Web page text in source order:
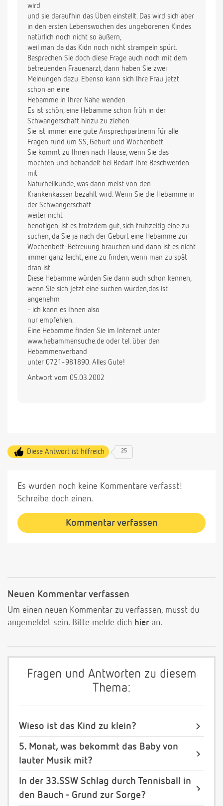
wird
und sie daraufhin das Üben einstellt. Das wird sich aber
in den ersten Lebenswochen des ungeborenen Kindes
natürlich noch nicht so äußern,
weil man da das Kidn noch nicht strampeln spürt.
Besprechen Sie doch diese Frage auch noch mit dem
betreuenden Frauenarzt, dann haben Sie zwei
Meinungen dazu. Ebenso kann sich Ihre Frau jetzt
schon an eine
Hebamme in Ihrer Nähe wenden.
Es ist schön, eine Hebamme schon früh in der
Schwangerschaft hinzu zu ziehen.
Sie ist immer eine gute Ansprechpartnerin für alle
Fragen rund um SS, Geburt und Wochenbett.
Sie kommt zu Ihnen nach Hause, wenn Sie das
möchten und behandelt bei Bedarf Ihre Beschwerden
mit
Naturheilkunde, was dann meist von den
Krankenkassen bezahlt wird. Wenn Sie die Hebamme in
der Schwangerschaft
weiter nicht
benötigen, ist es trotzdem gut, sich frühzeitig eine zu
suchen, da Sie ja nach der Geburt eine Hebamme zur
Wochenbett-Betreuung brauchen und dann ist es nicht
immer ganz leicht, eine zu finden, wenn man zu spät
dran ist.
Diese Hebamme würden Sie dann auch schon kennen,
wenn Sie sich jetzt eine suchen würden,das ist
angenehm
- ich kann es Ihnen also
nur empfehlen.
Eine Hebamme finden Sie im Internet unter
www.hebammensuche.de oder tel. über den
Hebammenverband
unter 0721-981890. Alles Gute!
Antwort vom 05.03.2002
Diese Antwort ist hilfreich 25
Es wurden noch keine Kommentare verfasst!
Schreibe doch einen.
Kommentar verfassen
Neuen Kommentar verfassen
Um einen neuen Kommentar zu verfassen, musst du
angemeldet sein. Bitte melde dich hier an.
Fragen und Antworten zu diesem
Thema:
Wieso ist das Kind zu klein?
5. Monat, was bekommt das Baby von
lauter Musik mit?
In der 33.SSW Schlag durch Tennisball in
den Bauch - Grund zur Sorge?